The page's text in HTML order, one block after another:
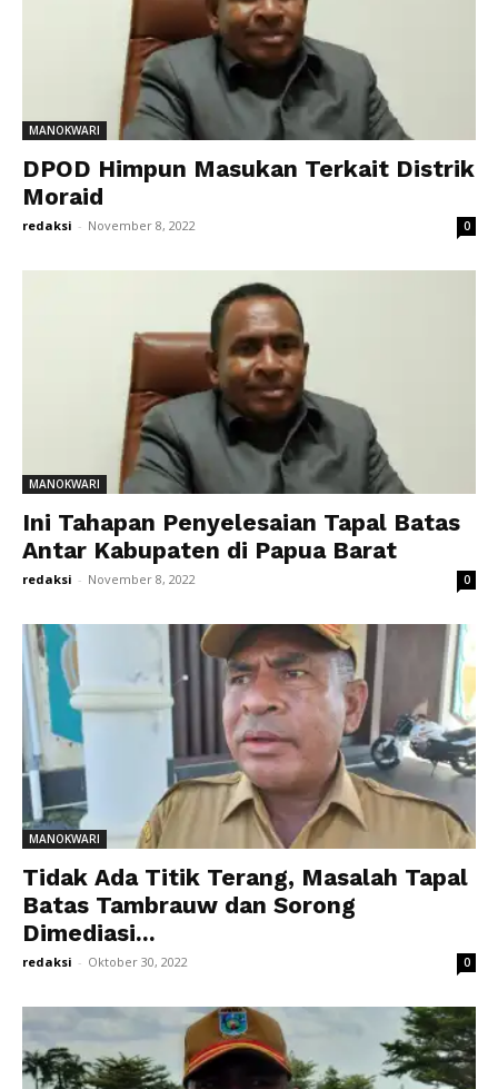
MANOKWARI
DPOD Himpun Masukan Terkait Distrik
Moraid
redaksi - November 8, 2022 0
MANOKWARI
Ini Tahapan Penyelesaian Tapal Batas
Antar Kabupaten di Papua Barat
redaksi - November 8, 2022 0
MANOKWARI
Tidak Ada Titik Terang, Masalah Tapal
Batas Tambrauw dan Sorong
Dimediasi...
redaksi - Oktober 30, 2022 0